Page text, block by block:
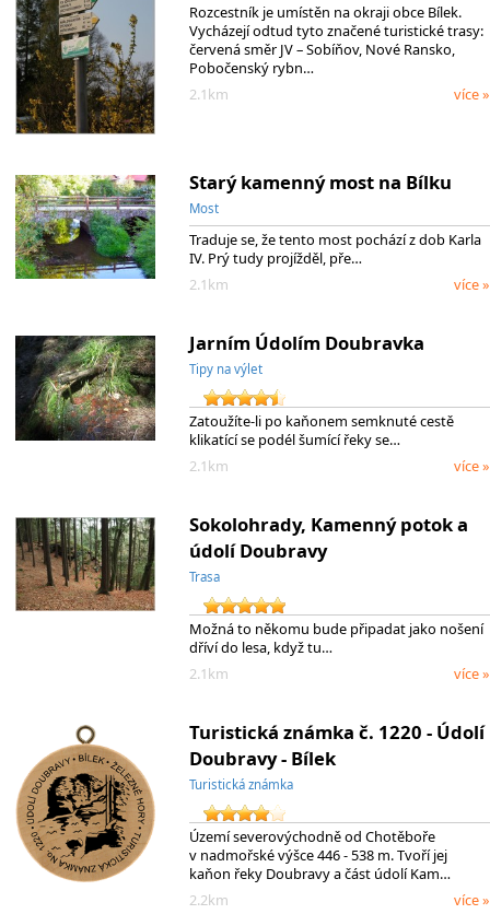
Rozcestník je umístěn na okraji obce Bílek.
Vycházejí odtud tyto značené turistické trasy:
červená směr JV – Sobíňov, Nové Ransko,
Pobočenský rybn…
2.1km
více »
Starý kamenný most na Bílku
Most
Traduje se, že tento most pochází z dob Karla
IV. Prý tudy projížděl, pře…
2.1km
více »
Jarním Údolím Doubravka
Tipy na výlet
Zatoužíte-li po kaňonem semknuté cestě
klikatící se podél šumící řeky se…
2.1km
více »
Sokolohrady, Kamenný potok a
údolí Doubravy
Trasa
Možná to někomu bude připadat jako nošení
dříví do lesa, když tu…
2.1km
více »
Turistická známka č. 1220 - Údolí
Doubravy - Bílek
Turistická známka
Území severovýchodně od Chotěboře
v nadmořské výšce 446 - 538 m. Tvoří jej
kaňon řeky Doubravy a část údolí Kam…
2.2km
více »